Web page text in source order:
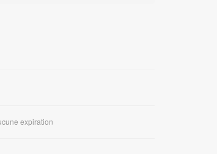
expiration